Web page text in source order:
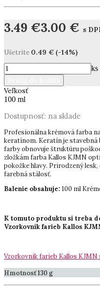
3.49 €3.00 € s
Ušetríte 0.49 € (-14%)
ks
Veľkosť
100 ml
Dostupnosť: na sklade
Profesionálna krémová farba
keratínom. Keratín je stavebná
farby obnovuje štruktúru
zložkám farba Kallos KJMN
pokožke hlavy. Prirodzený
farebná stálosť.
Balenie obsahuje: 100 ml
K tomuto produktu si treba
Vzorkovník farieb Kallos
Vzorkovník farieb Kallos
Hmotnosť130 g